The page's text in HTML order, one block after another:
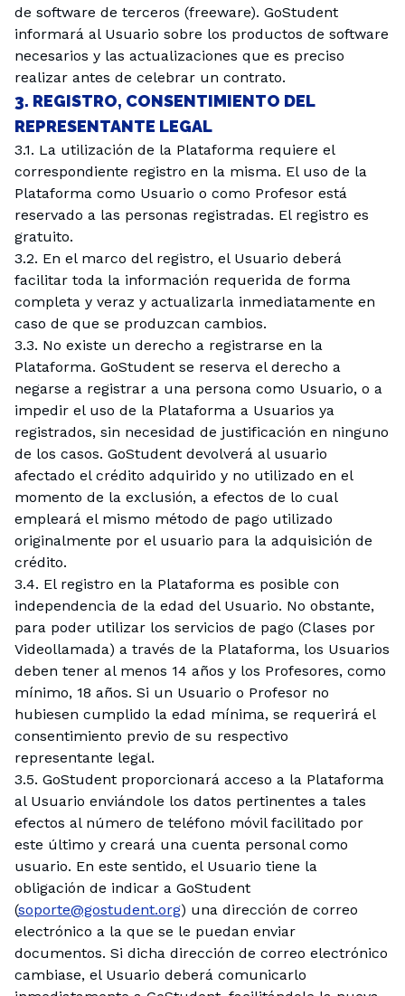
de software de terceros (freeware). GoStudent
informará al Usuario sobre los productos de software
necesarios y las actualizaciones que es preciso
realizar antes de celebrar un contrato.
3. REGISTRO, CONSENTIMIENTO DEL
REPRESENTANTE LEGAL
3.1. La utilización de la Plataforma requiere el
correspondiente registro en la misma. El uso de la
Plataforma como Usuario o como Profesor está
reservado a las personas registradas. El registro es
gratuito.
3.2. En el marco del registro, el Usuario deberá
facilitar toda la información requerida de forma
completa y veraz y actualizarla inmediatamente en
caso de que se produzcan cambios.
3.3. No existe un derecho a registrarse en la
Plataforma. GoStudent se reserva el derecho a
negarse a registrar a una persona como Usuario, o a
impedir el uso de la Plataforma a Usuarios ya
registrados, sin necesidad de justificación en ninguno
de los casos. GoStudent devolverá al usuario
afectado el crédito adquirido y no utilizado en el
momento de la exclusión, a efectos de lo cual
empleará el mismo método de pago utilizado
originalmente por el usuario para la adquisición de
crédito.
3.4. El registro en la Plataforma es posible con
independencia de la edad del Usuario. No obstante,
para poder utilizar los servicios de pago (Clases por
Videollamada) a través de la Plataforma, los Usuarios
deben tener al menos 14 años y los Profesores, como
mínimo, 18 años. Si un Usuario o Profesor no
hubiesen cumplido la edad mínima, se requerirá el
consentimiento previo de su respectivo
representante legal.
3.5. GoStudent proporcionará acceso a la Plataforma
al Usuario enviándole los datos pertinentes a tales
efectos al número de teléfono móvil facilitado por
este último y creará una cuenta personal como
usuario. En este sentido, el Usuario tiene la
obligación de indicar a GoStudent
(soporte@gostudent.org) una dirección de correo
electrónico a la que se le puedan enviar
documentos. Si dicha dirección de correo electrónico
cambiase, el Usuario deberá comunicarlo